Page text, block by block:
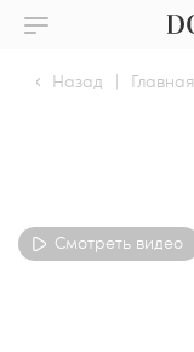
Назад | Главная
Смотреть видео